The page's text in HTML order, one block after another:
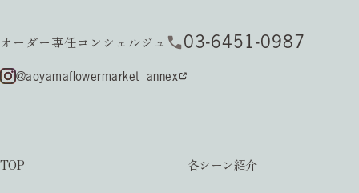
オーダー専任コンシェルジュ 03-6451-0987
@aoyamaflowermarket_annex
TOP 各シーン紹介